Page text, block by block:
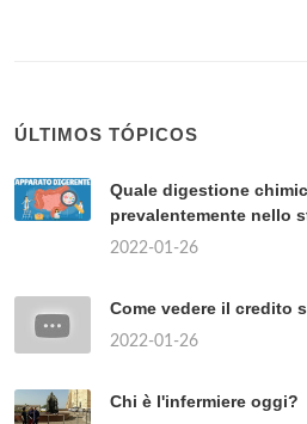
ÚLTIMOS TÓPICOS
Quale digestione
prevalentemente nello
2022-01-26
Come vedere il credito
2022-01-26
Chi è l'infermiere oggi?